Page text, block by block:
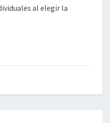
al elegir la